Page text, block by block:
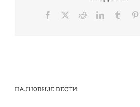
Facebook
TwitterRedditLinkedInTumblr
НАЈНОВИЈЕ ВЕСТИ